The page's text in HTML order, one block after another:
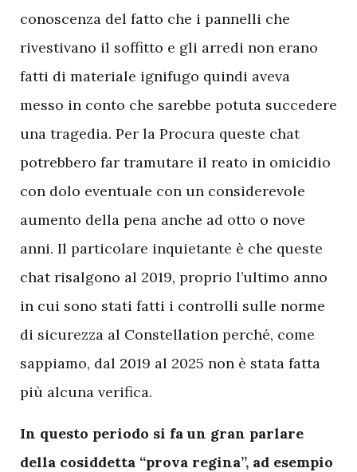
conoscenza del fatto che i pannelli che
rivestivano il soffitto e gli arredi non erano
fatti di materiale ignifugo quindi aveva
messo in conto che sarebbe potuta succedere
una tragedia. Per la Procura queste chat
potrebbero far tramutare il reato in omicidio
con dolo eventuale con un considerevole
aumento della pena anche ad otto o nove
anni. Il particolare inquietante è che queste
chat risalgono al 2019, proprio l’ultimo anno
in cui sono stati fatti i controlli sulle norme
di sicurezza al Constellation perché, come
sappiamo, dal 2019 al 2025 non è stata fatta
più alcuna verifica.
In questo periodo si fa un gran parlare
della cosiddetta “prova regina”, ad esempio